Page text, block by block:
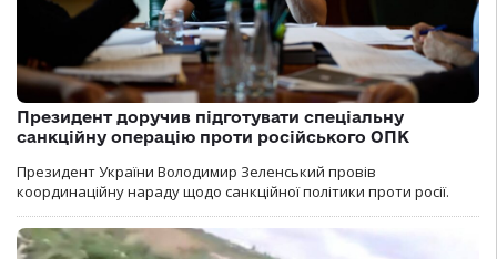
Президент доручив підготувати спеціальну
санкційну операцію проти російського ОПК
Президент України Володимир Зеленський провів
координаційну нараду щодо санкційної політики проти росії.